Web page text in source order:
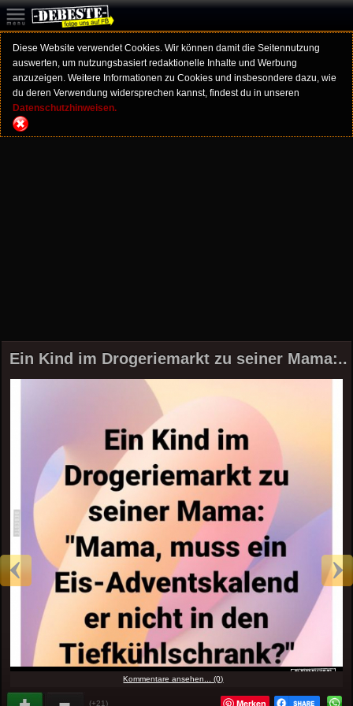
Diese Website verwendet Cookies. Wir können damit die Seitennutzung
auswerten, um nutzungsbasiert redaktionelle Inhalte und Werbung
anzuzeigen. Weitere Informationen zu Cookies und insbesondere dazu, wie
du deren Verwendung widersprechen kannst, findest du in unseren
Datenschutzhinweisen.
Ein Kind im Drogeriemarkt zu seiner Mama:..
Kommentare ansehen... (0)
(+21) Merken